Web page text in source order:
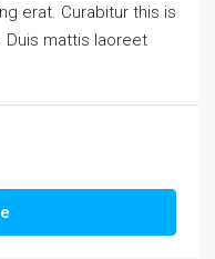
erat. Curabitur this is
Duis mattis laoreet